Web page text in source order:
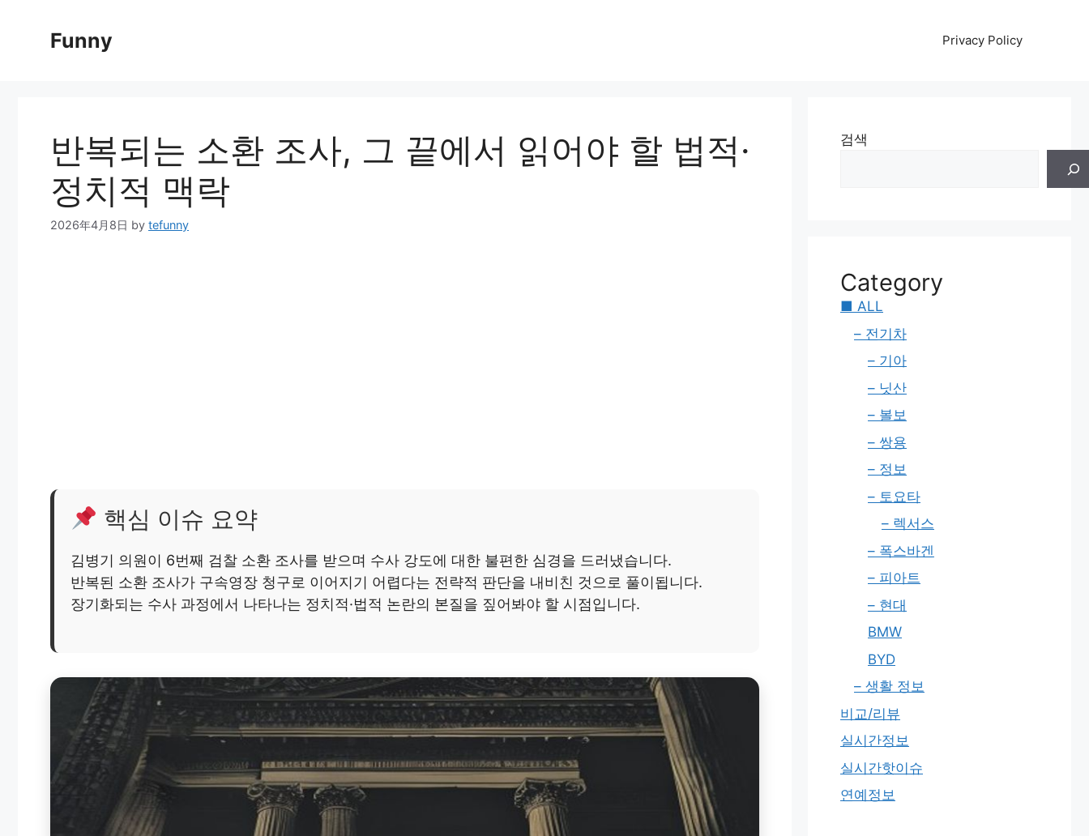
Funny Privacy Policy
반복되는 소환 조사, 그 끝에서 읽어야 할 법적·
정치적 맥락
2026年4月8日 by tefunny
핵심 이슈 요약
김병기 의원이 6번째 검찰 소환 조사를 받으며 수사 강도에 대한 불편한 심경을 드러냈습니다.
반복된 소환 조사가 구속영장 청구로 이어지기 어렵다는 전략적 판단을 내비친 것으로 풀이됩니다.
장기화되는 수사 과정에서 나타나는 정치적·법적 논란의 본질을 짚어봐야 할 시점입니다.
검색
Category
■ ALL
– 전기차
– 기아
– 닛산
– 볼보
– 쌍용
– 정보
– 토요타
– 렉서스
– 폭스바겐
– 피아트
– 현대
BMW
BYD
– 생활 정보
비교/리뷰
실시간정보
실시간핫이슈
연예정보